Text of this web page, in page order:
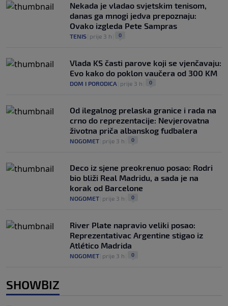
Nekada je vladao svjetskim tenisom,
danas ga mnogi jedva prepoznaju:
Ovako izgleda Pete Sampras
TENIS prije 3 h 0
Vlada KS časti parove koji se vjenčavaju:
Evo kako do poklon vaučera od 300 KM
DOM I PORODICA prije 3 h 0
Od ilegalnog prelaska granice i rada na
crno do reprezentacije: Nevjerovatna
životna priča albanskog fudbalera
NOGOMET prije 3 h 0
Deco iz sjene preokrenuo posao: Rodri
bio bliži Real Madridu, a sada je na
korak od Barcelone
NOGOMET prije 3 h 0
River Plate napravio veliki posao:
Reprezentativac Argentine stigao iz
Atlético Madrida
NOGOMET prije 3 h 0
SHOWBIZ